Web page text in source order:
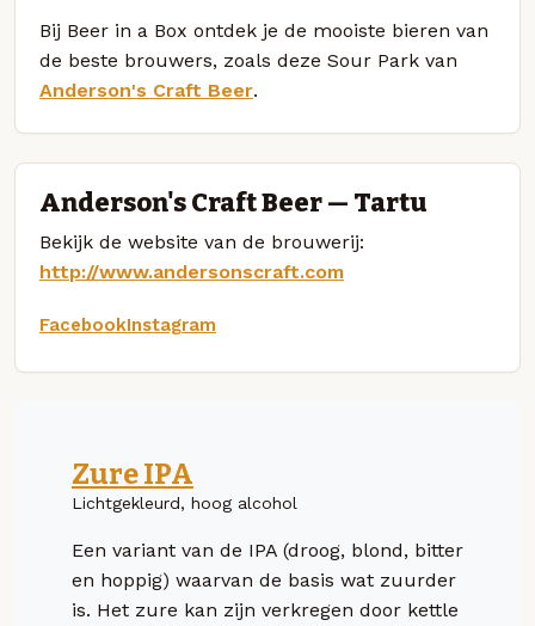
Bij Beer in a Box ontdek je de mooiste bieren van
de beste brouwers, zoals deze Sour Park van
Anderson's Craft Beer.
Anderson's Craft Beer — Tartu
Bekijk de website van de brouwerij:
http://www.andersonscraft.com
FacebookInstagram
Zure IPA
Lichtgekleurd, hoog alcohol
Een variant van de IPA (droog, blond, bitter
en hoppig) waarvan de basis wat zuurder
is. Het zure kan zijn verkregen door kettle